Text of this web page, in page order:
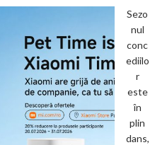
Sezo
nul
conc
ediilo
r
este
în
plin
dans,